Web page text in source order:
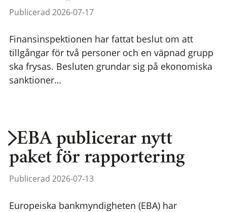
Publicerad 2026-07-17
Finansinspektionen har fattat beslut om att
tillgångar för två personer och en väpnad grupp
ska frysas. Besluten grundar sig på ekonomiska
sanktioner…
EBA publicerar nytt
paket för rapportering
Publicerad 2026-07-13
Europeiska bankmyndigheten (EBA) har